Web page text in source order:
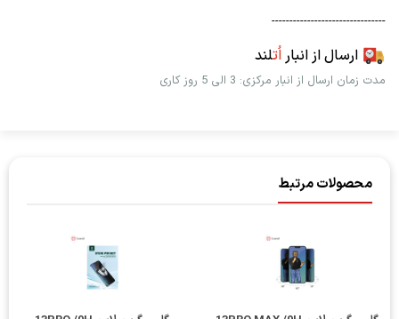
--------------------------------
ارسال از انباراُتلند
مدت زمان ارسال از انبار مرکزی: 3 الی 5 روز کاری
محصولات مرتبط